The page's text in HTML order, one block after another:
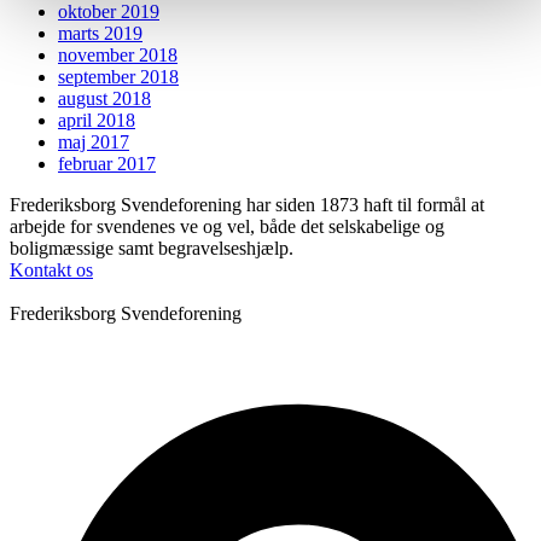
oktober 2019
marts 2019
november 2018
september 2018
august 2018
april 2018
maj 2017
februar 2017
Frederiksborg Svendeforening har siden 1873 haft til formål at
arbejde for svendenes ve og vel, både det selskabelige og
boligmæssige samt begravelseshjælp.
Kontakt os
Frederiksborg Svendeforening